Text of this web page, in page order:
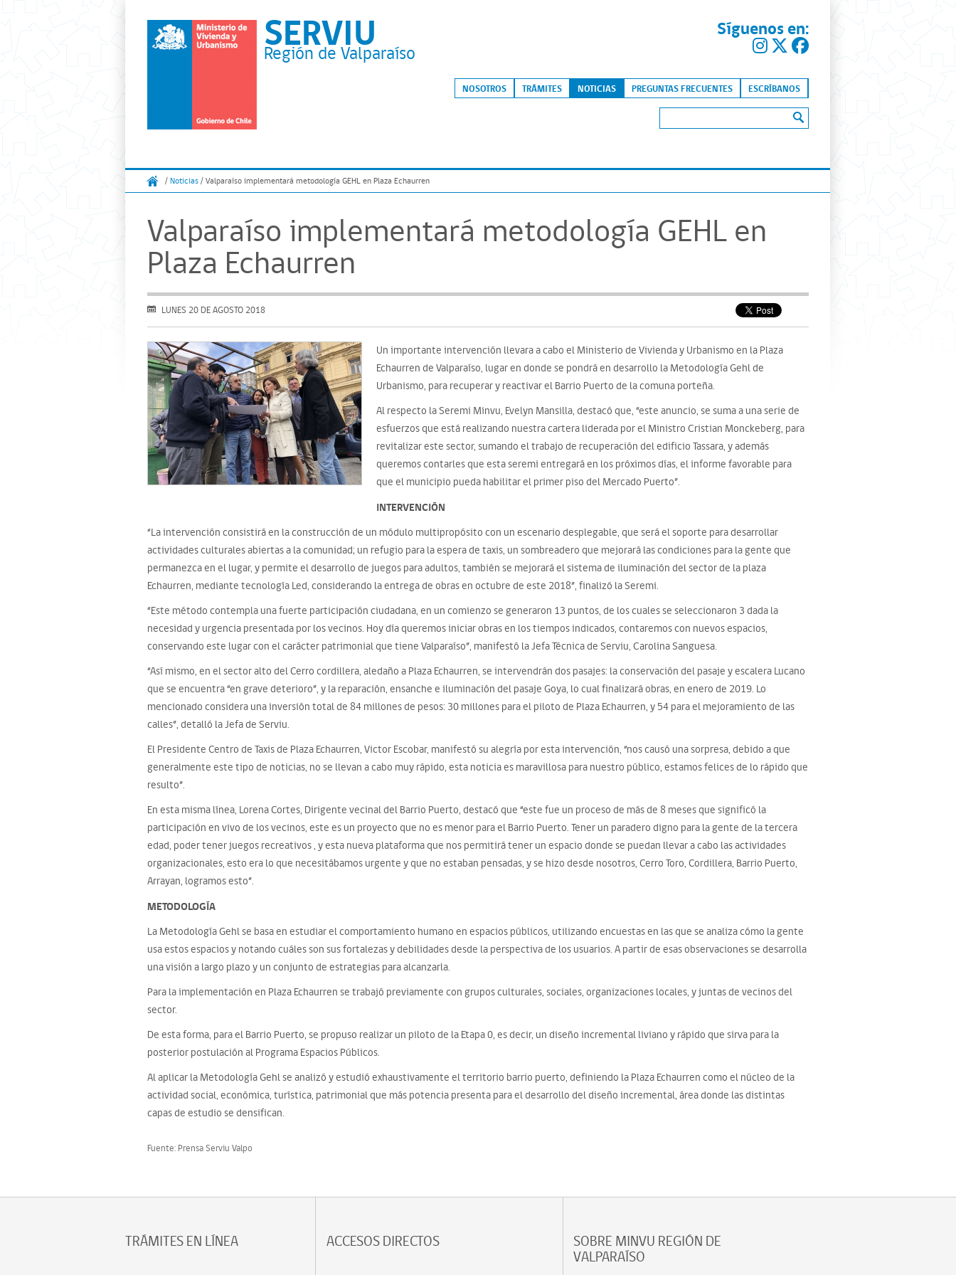
SERVIU
Región de Valparaíso
Síguenos en:
Skip to content
NOSOTROS TRÁMITES NOTICIAS PREGUNTAS FRECUENTES ESCRÍBANOS
/ Noticias / Valparaíso implementará metodología GEHL en Plaza Echaurren
Valparaíso implementará metodología GEHL en
Plaza Echaurren
LUNES 20 DE AGOSTO 2018
Un importante intervención llevara a cabo el Ministerio de Vivienda y Urbanismo en la Plaza
Echaurren de Valparaíso, lugar en donde se pondrá en desarrollo la Metodología Gehl de
Urbanismo, para recuperar y reactivar el Barrio Puerto de la comuna porteña.
Al respecto la Seremi Minvu, Evelyn Mansilla, destacó que, “este anuncio, se suma a una serie de
esfuerzos que está realizando nuestra cartera liderada por el Ministro Cristian Monckeberg, para
revitalizar este sector, sumando el trabajo de recuperación del edificio Tassara, y además
queremos contarles que esta seremi entregará en los próximos días, el informe favorable para
que el municipio pueda habilitar el primer piso del Mercado Puerto”.
INTERVENCIÓN
“La intervención consistirá en la construcción de un módulo multipropósito con un escenario desplegable, que será el soporte para desarrollar
actividades culturales abiertas a la comunidad; un refugio para la espera de taxis, un sombreadero que mejorará las condiciones para la gente que
permanezca en el lugar, y permite el desarrollo de juegos para adultos, también se mejorará el sistema de iluminación del sector de la plaza
Echaurren, mediante tecnología Led, considerando la entrega de obras en octubre de este 2018”, finalizó la Seremi.
“Este método contempla una fuerte participación ciudadana, en un comienzo se generaron 13 puntos, de los cuales se seleccionaron 3 dada la
necesidad y urgencia presentada por los vecinos. Hoy día queremos iniciar obras en los tiempos indicados, contaremos con nuevos espacios,
conservando este lugar con el carácter patrimonial que tiene Valparaíso”, manifestó la Jefa Técnica de Serviu, Carolina Sanguesa.
“Así mismo, en el sector alto del Cerro cordillera, aledaño a Plaza Echaurren, se intervendrán dos pasajes: la conservación del pasaje y escalera Lucano
que se encuentra “en grave deterioro”, y la reparación, ensanche e iluminación del pasaje Goya, lo cual finalizará obras, en enero de 2019. Lo
mencionado considera una inversión total de 84 millones de pesos: 30 millones para el piloto de Plaza Echaurren, y 54 para el mejoramiento de las
calles”, detalló la Jefa de Serviu.
El Presidente Centro de Taxis de Plaza Echaurren, Victor Escobar, manifestó su alegría por esta intervención, “nos causó una sorpresa, debido a que
generalmente este tipo de noticias, no se llevan a cabo muy rápido, esta noticia es maravillosa para nuestro público, estamos felices de lo rápido que
resulto”.
En esta misma línea, Lorena Cortes, Dirigente vecinal del Barrio Puerto, destacó que “este fue un proceso de más de 8 meses que significó la
participación en vivo de los vecinos, este es un proyecto que no es menor para el Barrio Puerto. Tener un paradero digno para la gente de la tercera
edad, poder tener juegos recreativos , y esta nueva plataforma que nos permitirá tener un espacio donde se puedan llevar a cabo las actividades
organizacionales, esto era lo que necesitábamos urgente y que no estaban pensadas, y se hizo desde nosotros, Cerro Toro, Cordillera, Barrio Puerto,
Arrayan, logramos esto”.
METODOLOGÍA
La Metodología Gehl se basa en estudiar el comportamiento humano en espacios públicos, utilizando encuestas en las que se analiza cómo la gente
usa estos espacios y notando cuáles son sus fortalezas y debilidades desde la perspectiva de los usuarios. A partir de esas observaciones se desarrolla
una visión a largo plazo y un conjunto de estrategias para alcanzarla.
Para la implementación en Plaza Echaurren se trabajó previamente con grupos culturales, sociales, organizaciones locales, y juntas de vecinos del
sector.
De esta forma, para el Barrio Puerto, se propuso realizar un piloto de la Etapa 0, es decir, un diseño incremental liviano y rápido que sirva para la
posterior postulación al Programa Espacios Públicos.
Al aplicar la Metodología Gehl se analizó y estudió exhaustivamente el territorio barrio puerto, definiendo la Plaza Echaurren como el núcleo de la
actividad social, económica, turística, patrimonial que más potencia presenta para el desarrollo del diseño incremental, área donde las distintas
capas de estudio se densifican.
Fuente: Prensa Serviu Valpo
TRÁMITES EN LÍNEA ACCESOS DIRECTOS
SOBRE MINVU REGIÓN DE
VALPARAÍSO